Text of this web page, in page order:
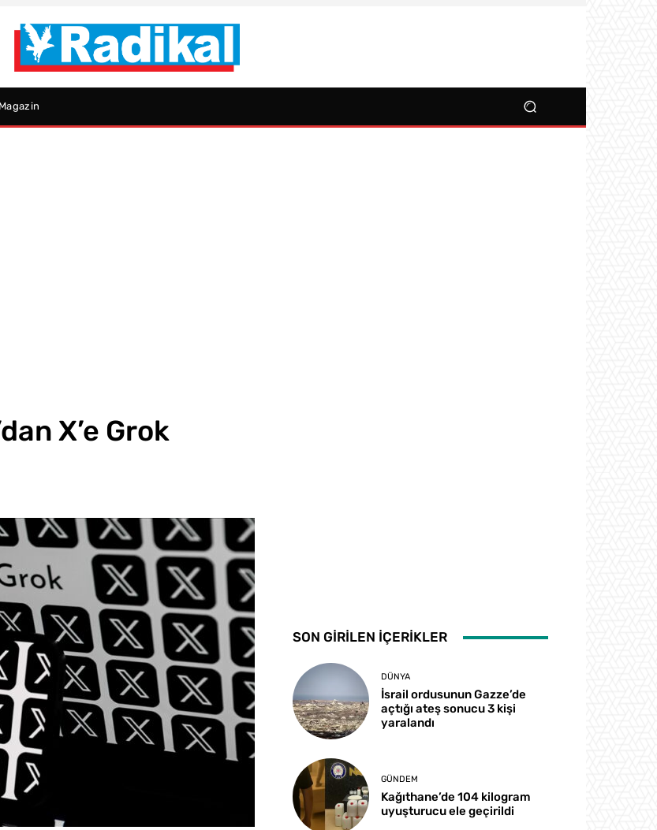
Magazin
X’e Grok
SON GİRİLEN İÇERİKLER
DÜNYA
İsrail ordusunun Gazze’de
açtığı ateş sonucu 3 kişi
yaralandı
GÜNDEM
Kağıthane’de 104 kilogram
uyuşturucu ele geçirildi